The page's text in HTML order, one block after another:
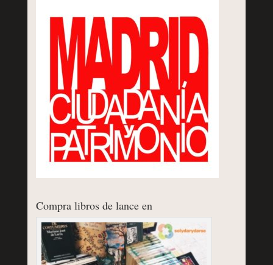
Compra libros de lance en